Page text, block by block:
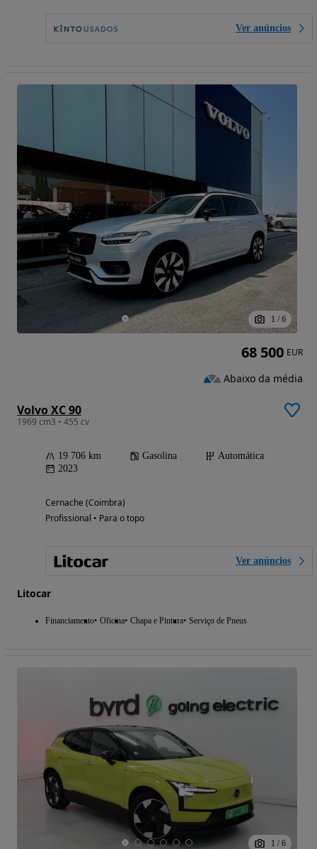
Ver anúncios
1 / 6
Volvo XC 90
1969 cm3 • 455 cv
19 706 km Gasolina
Automática
2023
Cernache (Coimbra)
Profissional • Para o topo
Ver anúncios
Litocar
Financiamento Oficina Chapa e Pintura Serviço de Pneus
68 500 EUR
Abaixo da média
1 / 6